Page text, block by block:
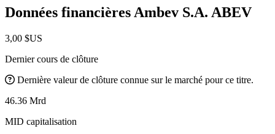
Données financières Ambev S.A. ABEV
3,00 $US
Dernier cours de clôture
Dernière valeur de clôture connue sur le marché pour ce titre.
46.36 Mrd
MID capitalisation